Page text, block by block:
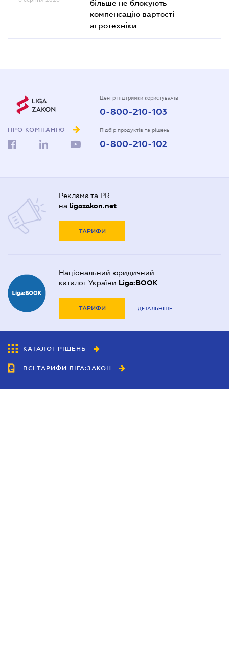
більше не блокують
компенсацію вартості
агротехніки
ПРО КОМПАНІЮ
Центр підтримки користувачів
0-800-210-103
Підбір продуктів та рішень
0-800-210-102
Реклама та PR
на ligazakon.net
ТАРИФИ
Національний юридичний
каталог України Liga:BOOK
ТАРИФИ ДЕТАЛЬНІШЕ
КАТАЛОГ РІШЕНЬ
ВСІ ТАРИФИ ЛІГА:ЗАКОН